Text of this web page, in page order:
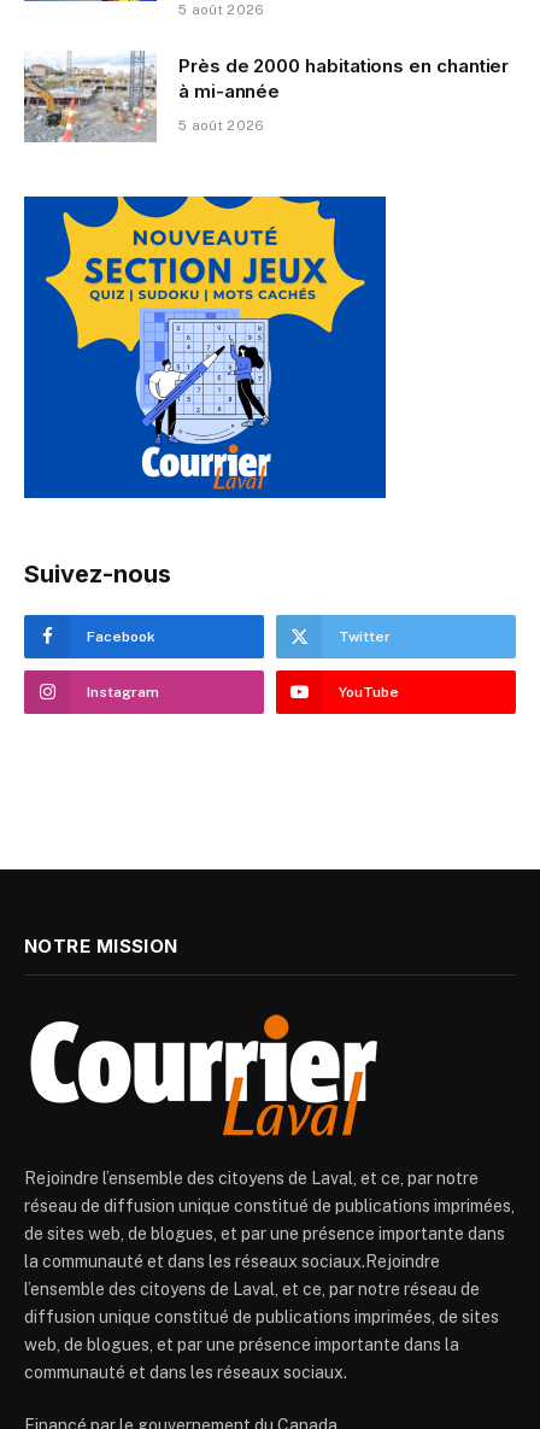
5 août 2026
Près de 2000 habitations en chantier
à mi-année
5 août 2026
Suivez-nous
Facebook Twitter
Instagram YouTube
NOTRE MISSION
Rejoindre l’ensemble des citoyens de Laval, et ce, par notre
réseau de diffusion unique constitué de publications imprimées,
de sites web, de blogues, et par une présence importante dans
la communauté et dans les réseaux sociaux.Rejoindre
l’ensemble des citoyens de Laval, et ce, par notre réseau de
diffusion unique constitué de publications imprimées, de sites
web, de blogues, et par une présence importante dans la
communauté et dans les réseaux sociaux.